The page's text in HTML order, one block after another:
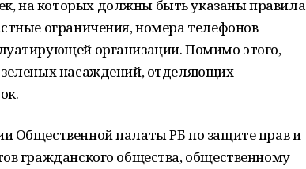
на которых должны быть указаны правила
ограничения, номера телефонов
организации. Помимо этого,
зеленых насаждений, отделяющих
Общественной палаты РБ по защите прав и
гражданского общества, общественному